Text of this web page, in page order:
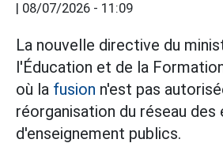
| 08/07/2026 - 11:09
La nouvelle directive du
l'Éducation et de la
où la fusion n'est pas
réorganisation du réseau
d'enseignement publics.